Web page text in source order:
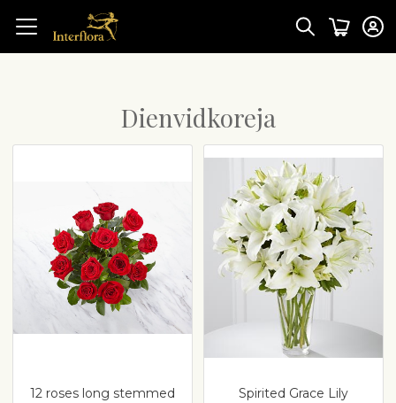
Dienvidkoreja
12 roses long stemmed Spirited Grace Lily